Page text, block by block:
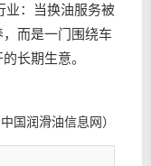
业：当换油服务被
而是一门围绕车
长期生意。
中国润滑油信息网）